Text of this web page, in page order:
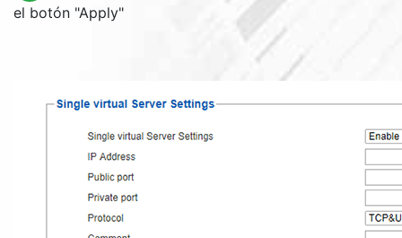
el botón "Apply"